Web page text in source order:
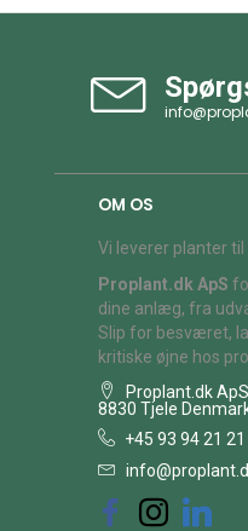
OM OS
Vi leverer planter til
Proplant.dk ApS
dine anlæg, fra
Slip for besværet,
kritiske øjne hos
Proplant.dk
8830 Tjele
+45 93 94 21 21